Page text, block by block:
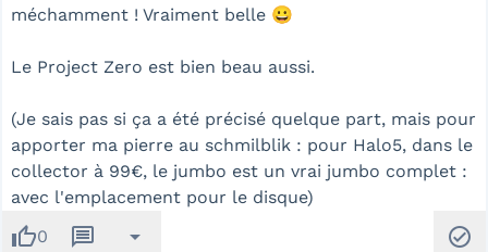
méchamment ! Vraiment belle 😀
Le Project Zero est bien beau aussi.
(Je sais pas si ça a été précisé quelque part, mais pour
apporter ma pierre au schmilblik : pour Halo5, dans le
collector à 99€, le jumbo est un vrai jumbo complet :
avec l'emplacement pour le disque)
thumb_up0 message arrow_drop_down check_circle